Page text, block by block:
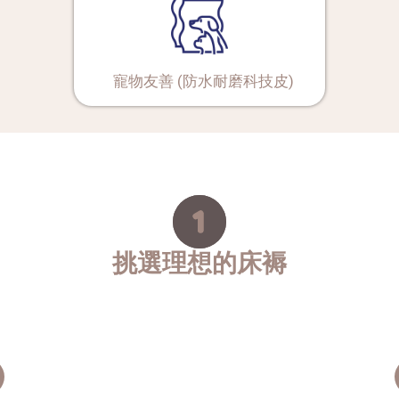
寵物友善 (防水耐磨科技皮)
挑選理想的床褥